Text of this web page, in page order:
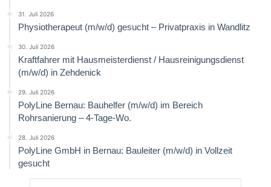
31. Juli 2026
Physiotherapeut (m/w/d) gesucht – Privatpraxis in Wandlitz
30. Juli 2026
Kraftfahrer mit Hausmeisterdienst / Hausreinigungsdienst
(m/w/d) in Zehdenick
29. Juli 2026
PolyLine Bernau: Bauhelfer (m/w/d) im Bereich
Rohrsanierung – 4-Tage-Wo.
28. Juli 2026
PolyLine GmbH in Bernau: Bauleiter (m/w/d) in Vollzeit
gesucht